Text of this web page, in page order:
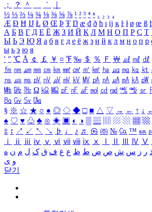
；
？ ＾ ｀
½ ⅓ ⅔ ¼ ¾ ⅛ ⅜ ⅝ ⅞ ¹ ² ³ ⁴ ⁿ ₁ ₂ ₃ ₄
Æ Ð Ħ Ĳ Ł Ø Œ Þ Ŧ Ŋ æ đ ð ħ ı ĳ ĸ ŀ ł ø œ ß
А Б В Г Д Е Ё Ж З И Й К Л М Н О П Р С Т
Ы Ь Э Ю Я а б в г д е ё ж з и й к л м н о п р
ы ь э ю я
′ ″ ℃ Å ￠ ￡ ￥ ¤ ℉ ‰ ＄ ％ Ｆ ￦ ㎕ ㎖ ㎗
㎙ ㎚ ㎛ ㎜ ㎝ ㎞ ㎟ ㎠ ㎡ ㎢ ㏊ ㎍ ㎎ ㎏ ㏏
㎱ ㎲ ㎳ ㎴ ㎵ ㎶ ㎷ ㎸ ㎹ ㎀ ㎁ ㎂ ㎃ ㎄ ㎺
㎒ ㎓ ㎔ Ω ㏀ ㏁ ㎊ ㎋ ㎌ ㏖ ㏅ ㎭ ㎮ ㎯ ㏛
㏃ ㏉ ㏜ ㏆
§ ※ ☆ ★ ○ ● ◎ ◇ ◆ □ ■ △ ▽ → ← ↑ ↓
♠ ♡ ♥ ♧ ♣ ⊙ ◈ ▣ ◐ ◑ ▒ ▤ ▨ ▧ ▦ ▩
‡ ↕ ↗ ↙ ↖ ↘ ♭ ♩ ♪ ♬ ㉿ ㈜ № ㏇ ™ ㏂
ⅰ
ⅱ ⅲ ⅳ ⅴ ⅵ ⅶ ⅷ ⅸ ⅹ Ⅳ Ⅴ
ر ز س ش ص ض ط ظ ع غ ف ق ک ل م ن ه
و ی
닫기